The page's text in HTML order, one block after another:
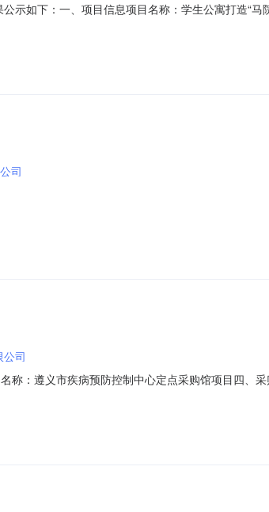
示如下：一、项目信息项目名称：学生公寓打造“马
阳市观山湖区贵阳市观山湖区石林西路2号
司
司
：遵义市疾病预防控制中心定点采购馆项目四、采
：遵义市疾病预防控制中心总务科联系电话：